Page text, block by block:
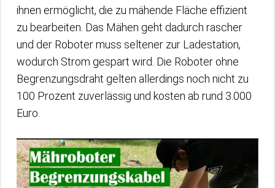
ihnen ermöglicht, die zu mähende Fläche effizient
zu bearbeiten. Das Mähen geht dadurch rascher
und der Roboter muss seltener zur Ladestation,
wodurch Strom gespart wird. Die Roboter ohne
Begrenzungsdraht gelten allerdings noch nicht zu
100 Prozent zuverlässig und kosten ab rund 3.000
Euro.